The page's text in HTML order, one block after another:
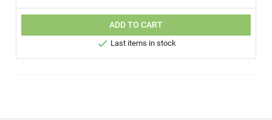
ADD TO CART
 Last items in stock